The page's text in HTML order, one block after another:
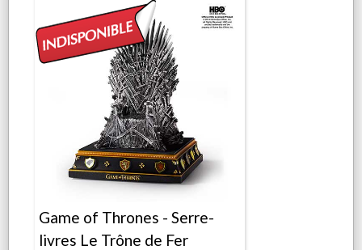
Game of Thrones - Serre-
livres Le Trône de Fer